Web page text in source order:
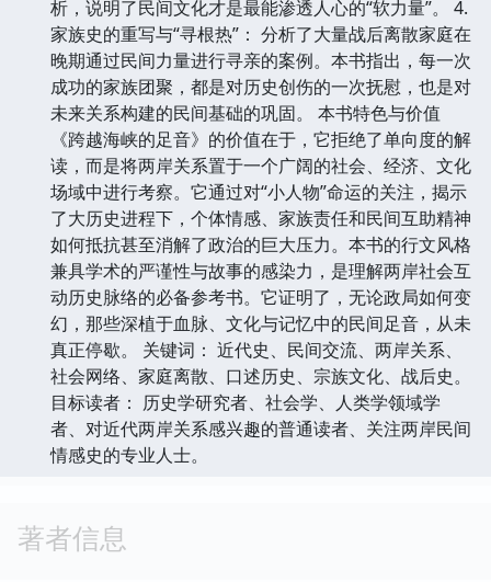
析，说明了民间文化才是最能渗透人心的“软力量”。 4.
家族史的重写与“寻根热”： 分析了大量战后离散家庭在
晚期通过民间力量进行寻亲的案例。本书指出，每一次
成功的家族团聚，都是对历史创伤的一次抚慰，也是对
未来关系构建的民间基础的巩固。 本书特色与价值
《跨越海峡的足音》的价值在于，它拒绝了单向度的解
读，而是将两岸关系置于一个广阔的社会、经济、文化
场域中进行考察。它通过对“小人物”命运的关注，揭示
了大历史进程下，个体情感、家族责任和民间互助精神
如何抵抗甚至消解了政治的巨大压力。本书的行文风格
兼具学术的严谨性与故事的感染力，是理解两岸社会互
动历史脉络的必备参考书。它证明了，无论政局如何变
幻，那些深植于血脉、文化与记忆中的民间足音，从未
真正停歇。 关键词： 近代史、民间交流、两岸关系、
社会网络、家庭离散、口述历史、宗族文化、战后史。
目标读者： 历史学研究者、社会学、人类学领域学
者、对近代两岸关系感兴趣的普通读者、关注两岸民间
情感史的专业人士。
著者信息